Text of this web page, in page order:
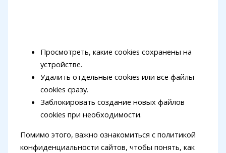
Просмотреть, какие cookies сохранены на
устройстве.
Удалить отдельные cookies или все файлы
cookies сразу.
Заблокировать создание новых файлов
cookies при необходимости.
Помимо этого, важно ознакомиться с политикой
конфиденциальности сайтов, чтобы понять, как